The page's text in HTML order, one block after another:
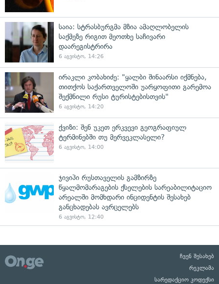
საია: სტრასბურგმა მზია ამაღლობელის
საქმეზე რიგით მეოთხე საჩივარი
დაარეგისტრირა
6 აგვისტო, 14:26
ირაკლი კობახიძე: "ყალბი შინაარსი იქმნება,
თითქოს საქართველოში უარყოფითი გარემოა
შექმნილი რუსი ტურისტებისთვის"
6 აგვისტო, 14:20
ქვიზი: შენ უკეთ ერკვევი გეოგრაფიულ
ტერმინებში თუ მერვეკლასელი?
6 აგვისტო, 14:00
ჯივიპი რუსთაველის გამზირზე
წყალმომარაგების ქსელების სარეაბილიტაციო
არეალში მომხდარი ინციდენტის შესახებ
განცხადებას ავრცელებს
6 აგვისტო, 12:40
ჩვენ შესახებ
რეკლამა
სარედაქციო კოდექსი